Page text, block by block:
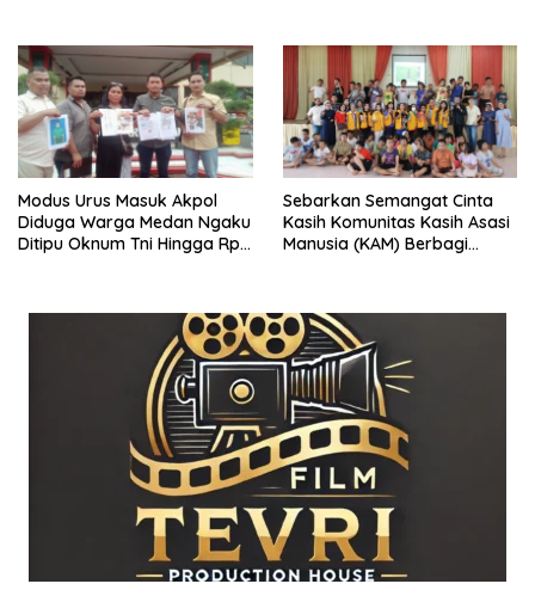
Modus Urus Masuk Akpol
Diduga Warga Medan Ngaku
Ditipu Oknum Tni Hingga Rp4
Sebarkan Semangat Cinta
Kasih Komunitas Kasih Asasi
Manusia (KAM) Berbagi